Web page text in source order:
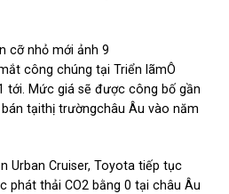
công chúng tại Triển lãmÔ
tới. Mức giá sẽ được công bố gần
tạithị trườngchâu Âu vào năm
Urban Cruiser, Toyota tiếp tục
phát thải CO2 bằng 0 tại châu Âu